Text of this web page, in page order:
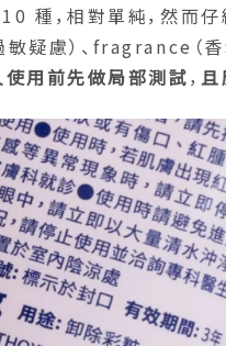
種，相對單純，然而
疑慮）、fragrance（
用前先做局部測試，